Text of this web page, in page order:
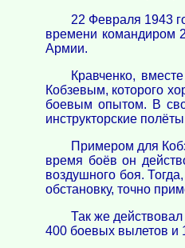
22 Февраля 1943
времени командиром
Армии.
Кравченко,
Кобзевым, которого
боевым опытом. В
инструкторские
Примером для
время боёв он
воздушного боя.
обстановку, точно
Так же
400 боевых вылетов и